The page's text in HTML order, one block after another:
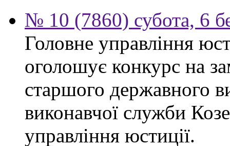
№ 10 (7860) субота, 6
Головне управління
оголошує конкурс на
старшого державного
виконавчої служби
управління юстиції.